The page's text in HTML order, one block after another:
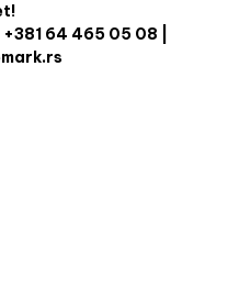
+381 64 465 05 08 |